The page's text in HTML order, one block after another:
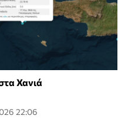
Χανιά
22:06